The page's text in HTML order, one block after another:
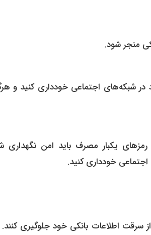
منجر شود.
در شبکه‌های اجتماعی خودداری کنید و
یکبار مصرف باید امن نگهداری
خودداری کنید.